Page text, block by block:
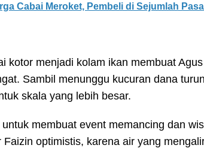
Cabai Meroket, Pembeli di Sejumlah
kotor menjadi kolam ikan membuat
Sambil menunggu kucuran dana
skala yang lebih besar.
membuat event memancing dan
optimistis, karena air yang